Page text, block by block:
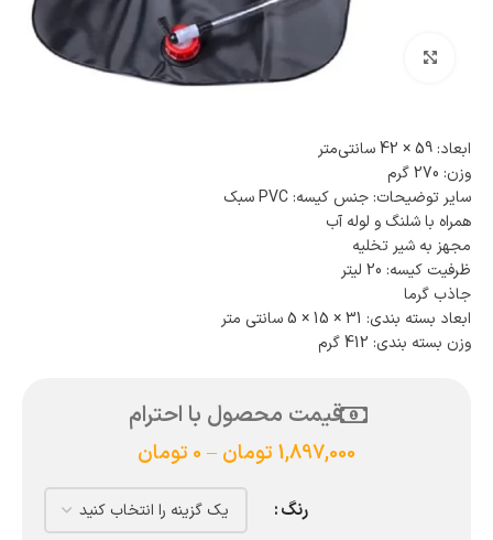
بزرگنمایی تصویر
ابعاد: 59 × 42 سانتی‌متر
وزن: 270 گرم
سایر توضیحات: جنس کیسه: PVC سبک
همراه با شلنگ و لوله آب
مجهز به شیر تخلیه
ظرفیت کیسه: 20 لیتر
جاذب گرما
ابعاد بسته بندی: 31 × 15 × 5 سانتی متر
وزن بسته بندی: 412 گرم
قیمت محصول با احترام
1,897,000 تومان –
0 تومان
رنگ